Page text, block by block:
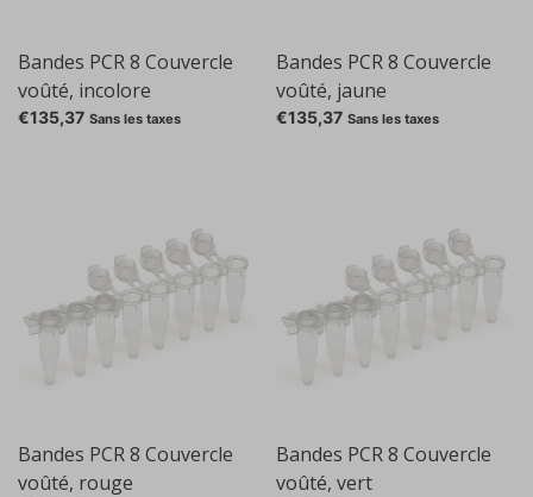
Bandes PCR 8 Couvercle
voûté, incolore
€135,37 Sans les taxes
Bandes PCR 8 Couvercle
voûté, jaune
€135,37 Sans les taxes
Bandes PCR 8 Couvercle
voûté, rouge
Bandes PCR 8 Couvercle
voûté, vert